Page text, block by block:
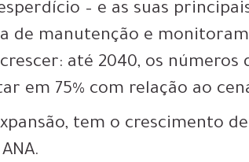
– e as suas
de manutenção e
até 2040, os números
em 75% com relação ao
tem o crescimento